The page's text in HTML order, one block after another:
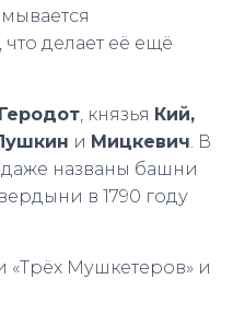
, что делает её ещё
, князья Кий,
и Мицкевич. В
названы башни
в 1790 году
«Трёх Мушкетеров» и